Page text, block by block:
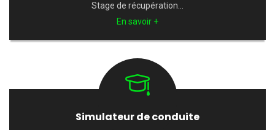
Stage de récupération…
En savoir +
Simulateur de conduite